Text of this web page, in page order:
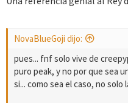
NovaBlueGoji dijo:
pues... fnf solo vive de
puro peak, y no por que sea
si... como sea el caso, no solo